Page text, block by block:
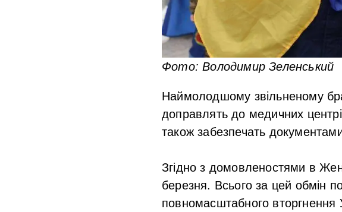
Фото: Володимир Зеленський
Наймолодшому звільненому
доправлять до медичних
також забезпечать
Згідно з домовленостями в
березня. Всього за цей обмін
повномасштабного вторгнення